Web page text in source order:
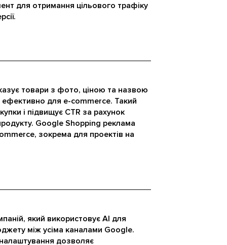
для отримання цільового трафіку
товари з фото, ціною та назвою
для e-commerce. Такий
і підвищує CTR за рахунок
Google Shopping реклама
зокрема для проектів на
який використовує AI для
між усіма каналами Google.
дозволяє